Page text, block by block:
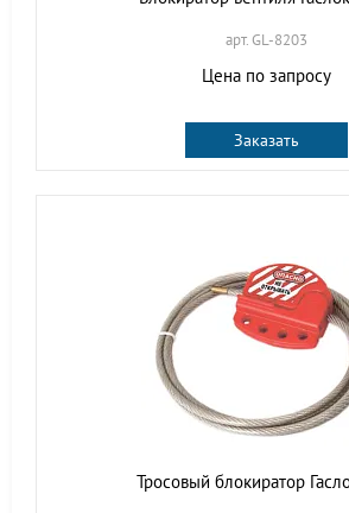
арт. GL-8203
Цена по запросу
Заказать
Тросовый блокиратор